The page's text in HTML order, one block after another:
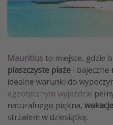
Wszystkie kierunki
Rodzaj wyjazdu
Wakacje Last Minute
Wakacje All Inclusive
Wakacje do 1000 PLN
Wakacje z dziećmi
Noclegi z prywatnym jacuzzi
Mauritius to miejsce, gdzie
piaszczyste plaże i bajeczne
idealne warunki do
egzotycznym wyjeździe
naturalnego piękna,
strzałem w dziesiątkę.